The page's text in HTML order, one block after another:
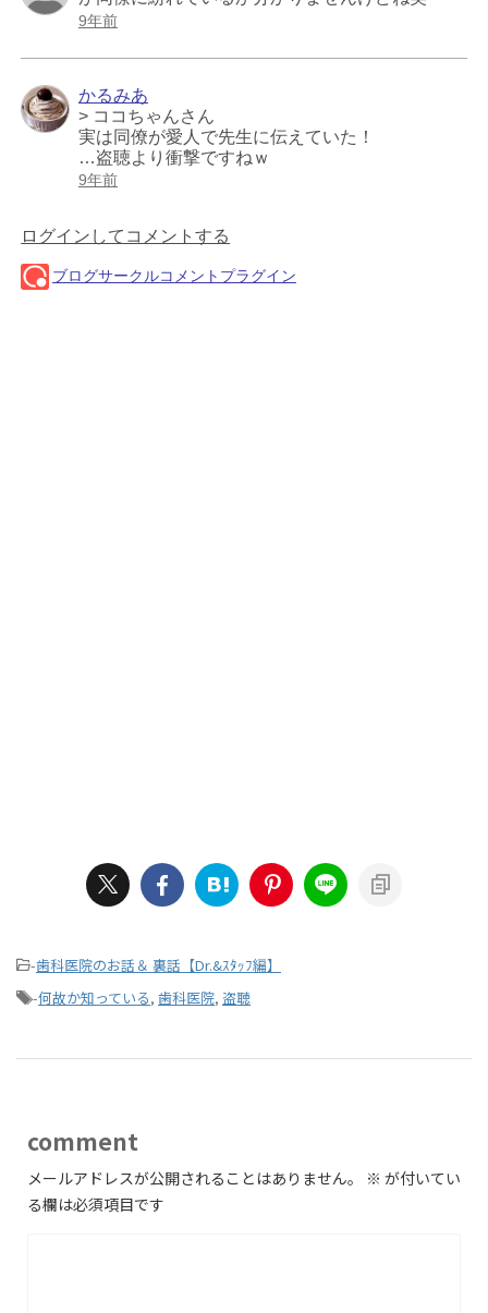
-歯科医院のお話＆ 裏話【Dr.&ｽﾀｯﾌ編】
-何故か知っている, 歯科医院, 盗聴
comment
メールアドレスが公開されることはありません。 ※ が付いてい
る欄は必須項目です